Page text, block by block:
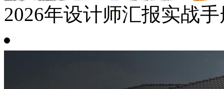
2026年设计师汇报实战